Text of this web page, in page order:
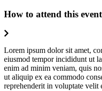
How to attend this
Lorem ipsum dolor sit amet,
eiusmod tempor incididunt ut
enim ad minim veniam, quis
ut aliquip ex ea commodo
reprehenderit in voluptate velit